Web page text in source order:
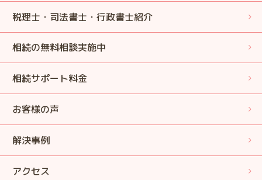
税理士・司法書士・行政書士紹介
相続の無料相談実施中
相続サポート料金
お客様の声
解決事例
アクセス